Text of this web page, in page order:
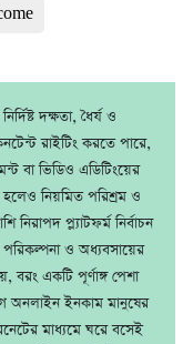
দক্ষতা, ধৈর্য ও
রাইটিং করতে পারে,
বা ভিডিও এডিটিংয়ের
নিয়মিত পরিশ্রম ও
নিরাপদ প্ল্যাটফর্ম নির্বাচন
পরিকল্পনা ও অধ্যবসায়ের
একটি পূর্ণাঙ্গ পেশা
অনলাইন ইনকাম মানুষের
মাধ্যমে ঘরে বসেই